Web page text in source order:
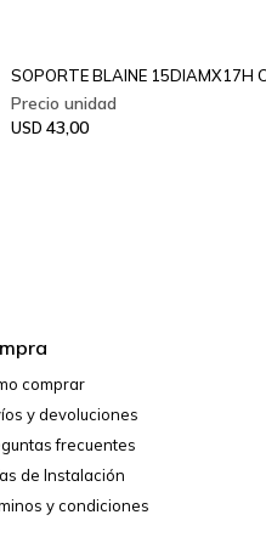
SOPORTE BLAINE 15DIAMX17H
USD 43,00
comprar
y devoluciones
frecuentes
de Instalación
y condiciones